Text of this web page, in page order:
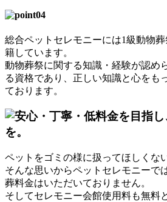
総合ペットセレモニーには1級動物
籍しています。
動物葬祭に関する知識・経験が認め
る資格であり、正しい知識と心をも
ております。
ペットをゴミの様に扱ってほしくない
そんな思いからペットセレモニーで
葬料金はいただいておりません。
そしてセレモニー会館使用料も無料